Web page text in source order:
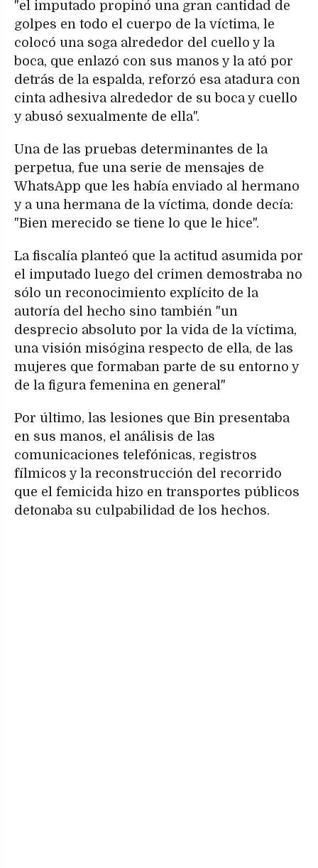
"el imputado propinó una gran cantidad de
golpes en todo el cuerpo de la víctima, le
colocó una soga alrededor del cuello y la
boca, que enlazó con sus manos y la ató por
detrás de la espalda, reforzó esa atadura con
cinta adhesiva alrededor de su boca y cuello
y abusó sexualmente de ella".
Una de las pruebas determinantes de la
perpetua, fue una serie de mensajes de
WhatsApp que les había enviado al hermano
y a una hermana de la víctima, donde decía:
"Bien merecido se tiene lo que le hice".
La fiscalía planteó que la actitud asumida por
el imputado luego del crimen demostraba no
sólo un reconocimiento explícito de la
autoría del hecho sino también "un
desprecio absoluto por la vida de la víctima,
una visión misógina respecto de ella, de las
mujeres que formaban parte de su entorno y
de la figura femenina en general"
Por último, las lesiones que Bin presentaba
en sus manos, el análisis de las
comunicaciones telefónicas, registros
fílmicos y la reconstrucción del recorrido
que el femicida hizo en transportes públicos
detonaba su culpabilidad de los hechos.